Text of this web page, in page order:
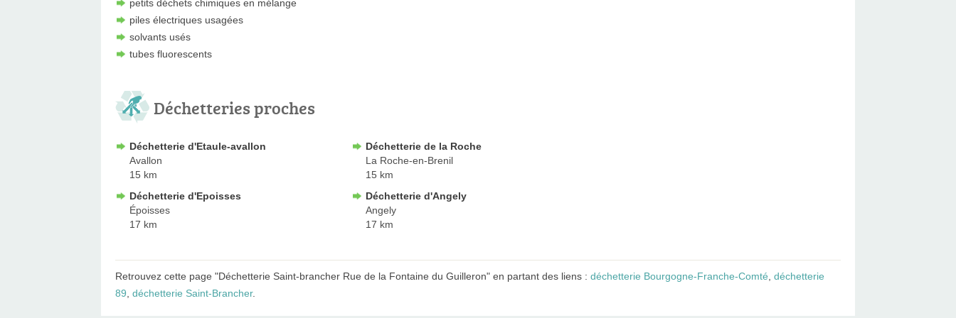
petits déchets chimiques en mélange
piles électriques usagées
solvants usés
tubes fluorescents
Déchetteries proches
Déchetterie d'Etaule-avallon
Avallon
15 km
Déchetterie de la Roche
La Roche-en-Brenil
15 km
Déchetterie d'Epoisses
Époisses
17 km
Déchetterie d'Angely
Angely
17 km
Retrouvez cette page "Déchetterie Saint-brancher Rue de la Fontaine du Guilleron" en partant des liens : déchetterie Bourgogne-Franche-Comté déchetterie
89 déchetterie Saint-Brancher.